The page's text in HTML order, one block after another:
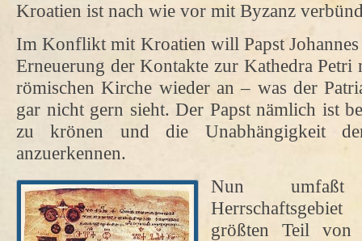
Kroatien ist nach wie vor mit Byzanz
Im Konflikt mit Kroatien will Papst
Erneuerung der Kontakte zur Kathedra Petri
römischen Kirche wieder an – was der
gar nicht gern sieht. Der Papst nämlich ist
zu krönen und die Unabhängigkeit
anzuerkennen.
Nun umfaßt
größten Teil von